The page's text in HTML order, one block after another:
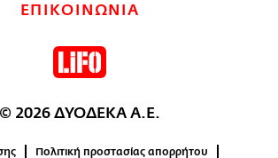
ΕΠΙΚΟΙΝΩΝΙΑ
© 2026 ΔΥΟΔΕΚΑ Α.Ε.
Πολιτική προστασίας απορρήτου